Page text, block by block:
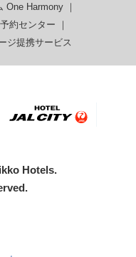
One Harmony ｜
約センター ｜
ジ提携サービス
Hotels.